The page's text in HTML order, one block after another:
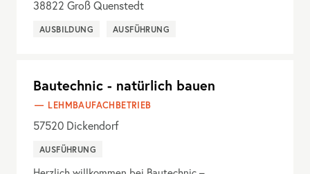
38822 Groß Quenstedt
AUSBILDUNG AUSFÜHRUNG
Bautechnic - natürlich bauen
LEHMBAUFACHBETRIEB
57520 Dickendorf
AUSFÜHRUNG